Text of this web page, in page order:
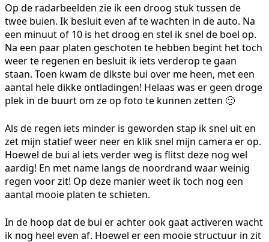
Op de radarbeelden zie ik een droog stuk tussen de
twee buien. Ik besluit even af te wachten in de auto. Na
een minuut of 10 is het droog en stel ik snel de boel op.
Na een paar platen geschoten te hebben begint het toch
weer te regenen en besluit ik iets verderop te gaan
staan. Toen kwam de dikste bui over me heen, met een
aantal hele dikke ontladingen! Helaas was er geen droge
plek in de buurt om ze op foto te kunnen zetten 🙁
Als de regen iets minder is geworden stap ik snel uit en
zet mijn statief weer neer en klik snel mijn camera er op.
Hoewel de bui al iets verder weg is flitst deze nog wel
aardig! En met name langs de noordrand waar weinig
regen voor zit! Op deze manier weet ik toch nog een
aantal mooie platen te schieten.
In de hoop dat de bui er achter ook gaat activeren wacht
ik nog heel even af. Hoewel er een mooie structuur in zit